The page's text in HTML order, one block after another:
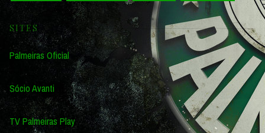
SITES
Palmeiras Oficial
Sócio Avanti
TV Palmeiras Play